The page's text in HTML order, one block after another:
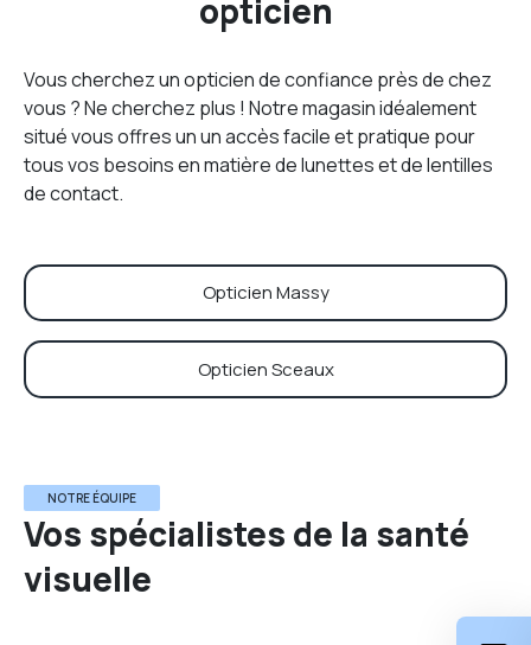
opticien
Vous cherchez un opticien de confiance près de chez
vous ? Ne cherchez plus ! Notre magasin idéalement
situé vous offres un un accès facile et pratique pour
tous vos besoins en matière de lunettes et de lentilles
de contact.
Opticien Massy
Opticien Sceaux
NOTRE ÉQUIPE
Vos spécialistes de la santé
visuelle